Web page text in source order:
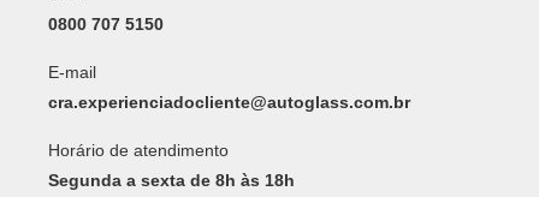
0800 707 5150
E-mail
cra.experienciadocliente@autoglass.com.br
Horário de atendimento
Segunda a sexta de 8h às 18h